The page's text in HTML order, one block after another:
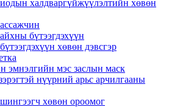
халдваргүйжүүлэлтийн хөвөн
бүтээгдэхүүн
хөвөн дэвсгэр
эмнэлгийн мэс заслын маск
нүүрний арьс арчилгааны
хөвөн ороомог